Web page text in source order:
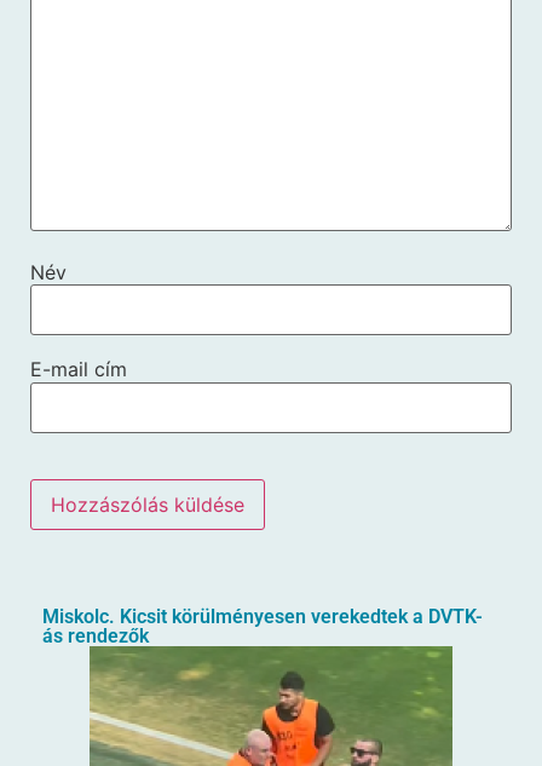
Név
E-mail cím
Miskolc. Kicsit körülményesen verekedtek a DVTK-
ás rendezők